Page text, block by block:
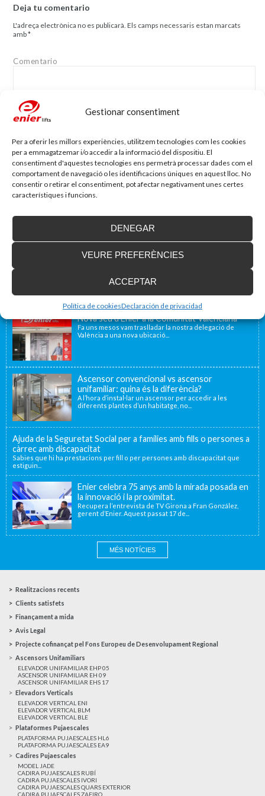
Gestionar consentiment
Per a oferir les millors experiències, utilitzem tecnologies com les cookies
per a emmagatzemar i/o accedir a la informació del dispositiu. El
consentiment d'aquestes tecnologies ens permetrà processar dades com el
comportament de navegació o les identificacions úniques en aquest lloc. No
consentir o retirar el consentiment, pot afectar negativament unes certes
característiques i funcions.
ACCEPTAR
DENEGAR
VEURE PREFERÈNCIES
Política de cookiesDeclaración de privacidad
Deja tu comentario
L'adreça electrònica no es publicarà. Els camps necessaris estan marcats
amb*
Comentario
Nom* Adreça electrònica*
Lloc web
Blog d'accessibilitat
Nova seu d’Enier a la Comunitat Valenciana
Fa uns mesos vam traslladar la nostra delegació de
València a una nova ubicació...
Ascensor convencional vs ascensor
unifamiliar: quina és la diferència?
A l’hora d’instal·lar un ascensor per accedir a les
diferents plantes d’un habitatge, no...
Ajuda de la Seguretat Social per a famílies amb fills o persones a
càrrec amb discapacitat
Sabies que hi ha prestacions per fill o per persones amb discapacitat que
estiguin...
Enier celebra 75 anys amb la mirada posada en
la innovació i la proximitat.
Recupera l’entrevista de TV Girona a Fran González,
gerent d’Enier. Aquest passat 17 de...
MÉS NOTÍCIES
Realitzacions recents
Clients satisfets
Finançament a mida
Avis Legal
Projecte cofinançat pel Fons Europeu de Desenvolupament Regional
Ascensors Unifamiliars
ELEVADOR UNIFAMILIAR EHP 05
ASCENSOR UNIFAMILIAR EH 09
ASCENSOR UNIFAMILIAR EHS 17
Elevadors Verticals
ELEVADOR VERTICAL ENI
ELEVADOR VERTICAL BLM
ELEVADOR VERTICAL BLE
Plataformes Pujaescales
PLATAFORMA PUJAESCALES HL6
PLATAFORMA PUJAESCALES EA9
Cadires Pujaescales
MODEL JADE
CADIRA PUJAESCALES RUBÍ
CADIRA PUJAESCALES IVORI
CADIRA PUJAESCALES QUARS EXTERIOR
CADIRA PUJAESCALES ZAFIRO